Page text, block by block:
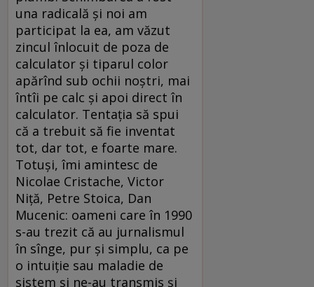
una radicală şi noi am
participat la ea, am văzut
zincul înlocuit de poza de
calculator şi tiparul color
apărînd sub ochii noştri, mai
întîi pe calc şi apoi direct în
calculator. Tentaţia să spui
că a trebuit să fie inventat
tot, dar tot, e foarte mare.
Totuşi, îmi amintesc de
Nicolae Cristache, Victor
Niţă, Petre Stoica, Dan
Mucenic: oameni care în 1990
s-au trezit că au jurnalismul
în sînge, pur şi simplu, ca pe
o intuiţie sau maladie de
sistem şi ne-au transmis şi